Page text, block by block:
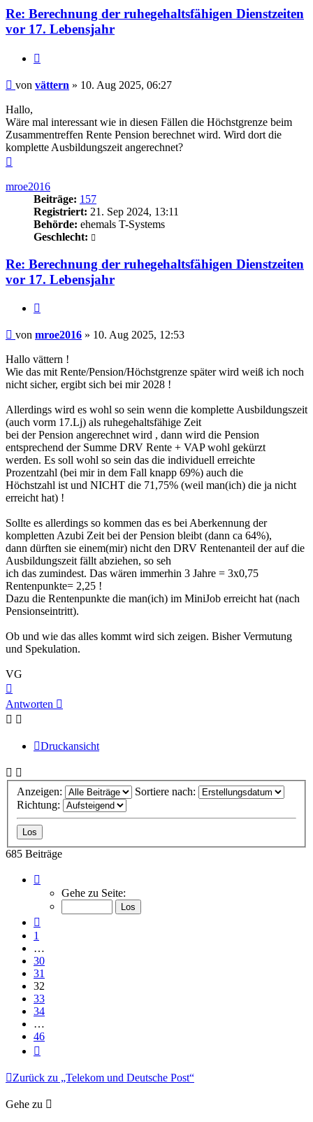
Re: Berechnung der ruhegehaltsfähigen Dienstzeiten
vor 17. Lebensjahr
Beitrag
von vättern » 10. Aug 2025, 06:27
Hallo,
Wäre mal interessant wie in diesen Fällen die Höchstgrenze beim
Zusammentreffen Rente Pension berechnet wird. Wird dort die
komplette Ausbildungszeit angerechnet?
mroe2016
Beiträge: 157
Registriert: 21. Sep 2024, 13:11
Behörde: ehemals T-Systems
Geschlecht:
Re: Berechnung der ruhegehaltsfähigen Dienstzeiten
vor 17. Lebensjahr
Beitrag
von mroe2016 » 10. Aug 2025, 12:53
Hallo vättern !
Wie das mit Rente/Pension/Höchstgrenze später wird weiß ich noch
nicht sicher, ergibt sich bei mir 2028 !
Allerdings wird es wohl so sein wenn die komplette Ausbildungszeit
(auch vorm 17.Lj) als ruhegehaltsfähige Zeit
bei der Pension angerechnet wird , dann wird die Pension
entsprechend der Summe DRV Rente + VAP wohl gekürzt
werden. Es soll wohl so sein das die individuell erreichte
Prozentzahl (bei mir in dem Fall knapp 69%) auch die
Höchstzahl ist und NICHT die 71,75% (weil man(ich) die ja nicht
erreicht hat) !
Sollte es allerdings so kommen das es bei Aberkennung der
kompletten Azubi Zeit bei der Pension bleibt (dann ca 64%),
dann dürften sie einem(mir) nicht den DRV Rentenanteil der auf die
Ausbildungszeit fällt abziehen, so seh
ich das zumindest. Das wären immerhin 3 Jahre = 3x0,75
Rentenpunkte= 2,25 !
Dazu die Rentenpunkte die man(ich) im MiniJob erreicht hat (nach
Pensionseintritt).
Ob und wie das alles kommt wird sich zeigen. Bisher Vermutung
und Spekulation.
VG
oben
Antworten
Druckansicht
Anzeigen:
Sortiere nach:
Richtung:
685 Beiträge
32
von
Gehe zu Seite:
1
…
30
31
32
33
34
…
46
Zurück zu „Telekom und Deutsche Post“
Gehe zu